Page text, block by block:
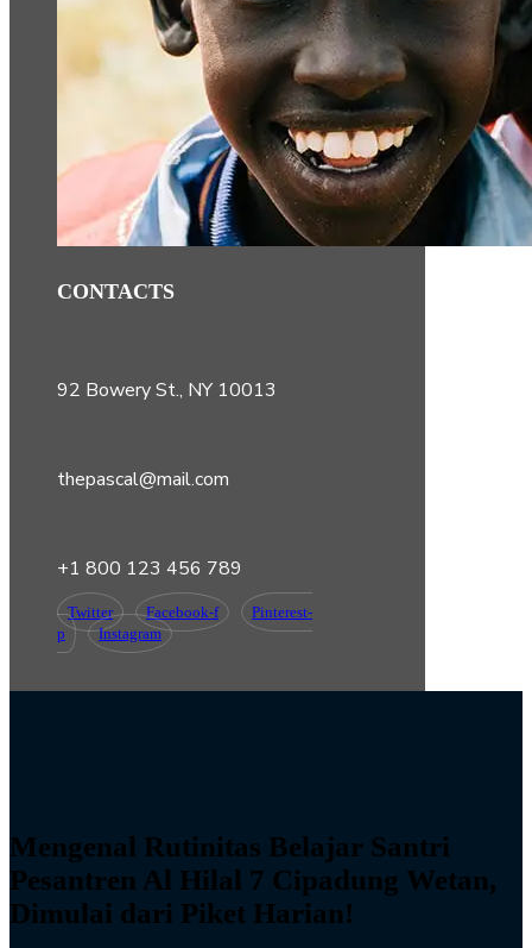
CONTACTS
92 Bowery St., NY 10013
thepascal@mail.com
+1 800 123 456 789
Twitter Facebook-f
Pinterest-
p
Instagram
Mengenal Rutinitas Belajar Santri
Pesantren Al Hilal 7 Cipadung Wetan,
Dimulai dari Piket Harian!